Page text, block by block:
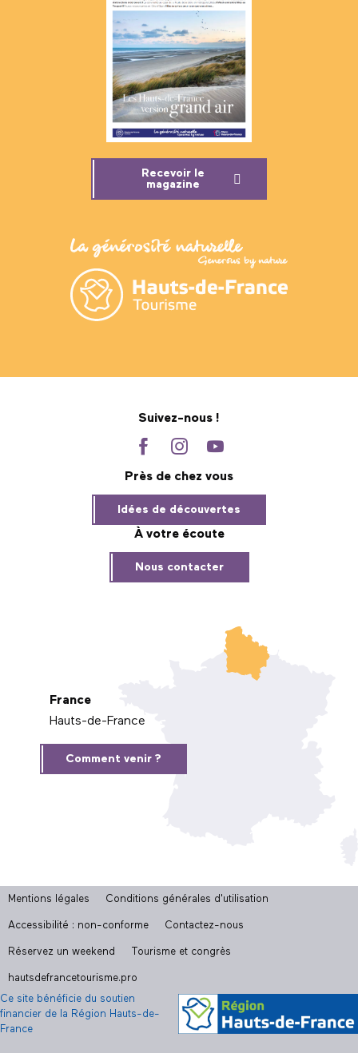
Recevoir le
magazine
Suivez-nous !
Près de chez vous
Idées de découvertes
À votre écoute
Nous contacter
France
Hauts-de-France
Comment venir ?
Mentions légales Conditions générales d'utilisation
Accessibilité : non-conforme Contactez-nous
Réservez un weekend Tourisme et congrès
hautsdefrancetourisme.pro
Ce site bénéficie du soutien
financier de la Région Hauts-de-
France